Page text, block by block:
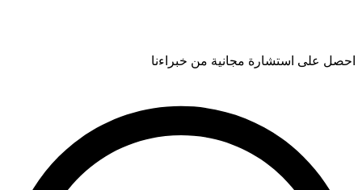
احصل على استشارة مجانية من خبراءنا